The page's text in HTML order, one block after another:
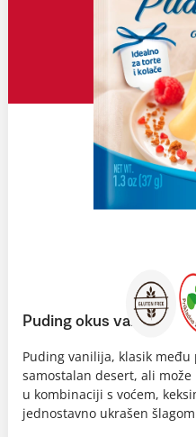
Puding okus vanilija
Puding vanilija, klasik
samostalan desert, ali
u kombinaciji s voćem,
jednostavno ukrašen